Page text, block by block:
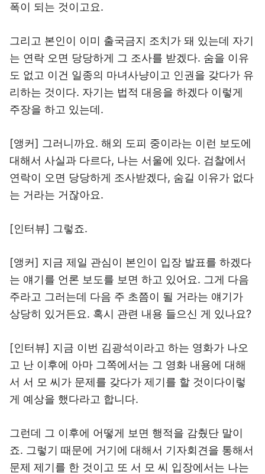
폭이 되는 것이고요.
그리고 본인이 이미 출국금지 조치가 돼 있는데 자기
는 연락 오면 당당하게 그 조사를 받겠다. 숨을 이유
도 없고 이건 일종의 마녀사냥이고 인권을 갖다가 유
리하는 것이다. 자기는 법적 대응을 하겠다 이렇게
주장을 하고 있는데.
[앵커] 그러니까요. 해외 도피 중이라는 이런 보도에
대해서 사실과 다르다, 나는 서울에 있다. 검찰에서
연락이 오면 당당하게 조사받겠다, 숨길 이유가 없다
는 거라는 거잖아요.
[인터뷰] 그렇죠.
[앵커] 지금 제일 관심이 본인이 입장 발표를 하겠다
는 얘기를 언론 보도를 보면 하고 있어요. 그게 다음
주라고 그러는데 다음 주 초쯤이 될 거라는 얘기가
상당히 있거든요. 혹시 관련 내용 들으신 게 있나요?
[인터뷰] 지금 이번 김광석이라고 하는 영화가 나오
고 난 이후에 아마 그쪽에서는 그 영화 내용에 대해
서 서 모 씨가 문제를 갖다가 제기를 할 것이다이렇
게 예상을 했다라고 합니다.
그런데 그 이후에 어떻게 보면 행적을 감췄단 말이
죠. 그렇기 때문에 거기에 대해서 기자회견을 통해서
문제 제기를 한 것이고 또 서 모 씨 입장에서는 나는